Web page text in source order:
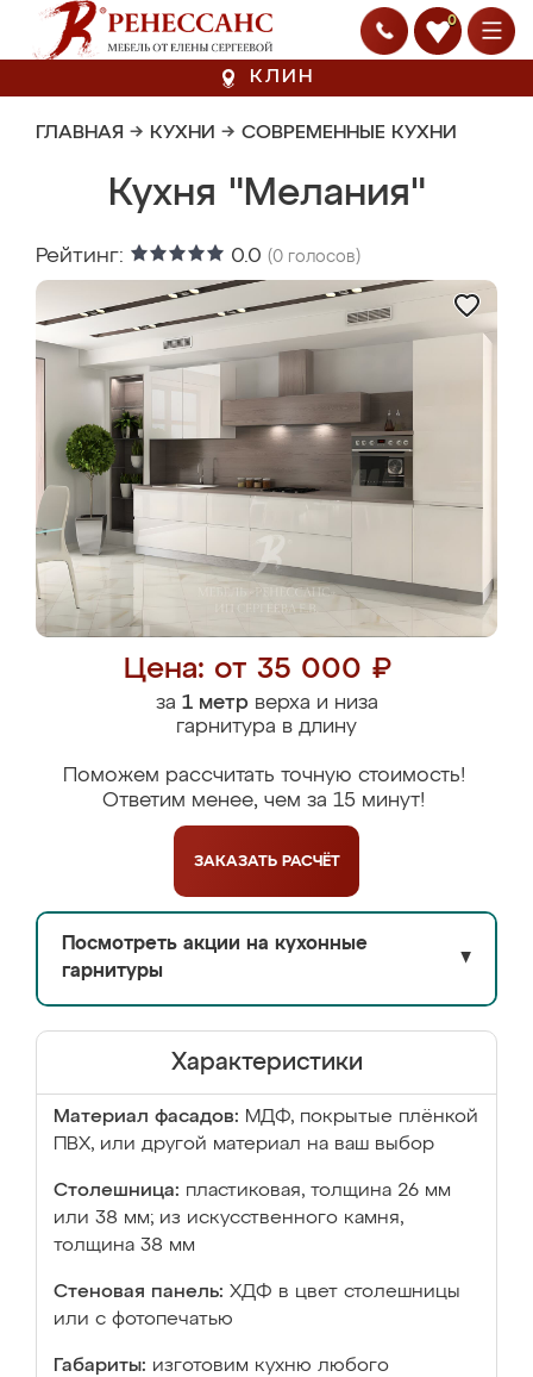
0
КЛИН
ГЛАВНАЯ → КУХНИ → СОВРЕМЕННЫЕ КУХНИ
Кухня "Мелания"
Рейтинг: 0.0 (0 голосов)
Цена: от 35 000 ₽
за 1 метрверха и низа
гарнитура в длину
Поможем рассчитать точную стоимость!
Ответим менее, чем за 15 минут!
ЗАКАЗАТЬ РАСЧЁТ
Посмотреть акции на кухонные
гарнитуры
▼
Характеристики
Материал фасадов: МДФ, покрытые плёнкой
ПВХ, или другой материал на ваш выбор
Столешница: пластиковая, толщина 26 мм
или 38 мм; из искусственного камня,
толщина 38 мм
Стеновая панель: ХДФ в цвет столешницы
или с фотопечатью
Габариты: изготовим кухню любого